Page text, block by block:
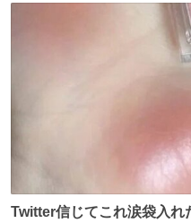
Twitter信じてこれ涙袋入